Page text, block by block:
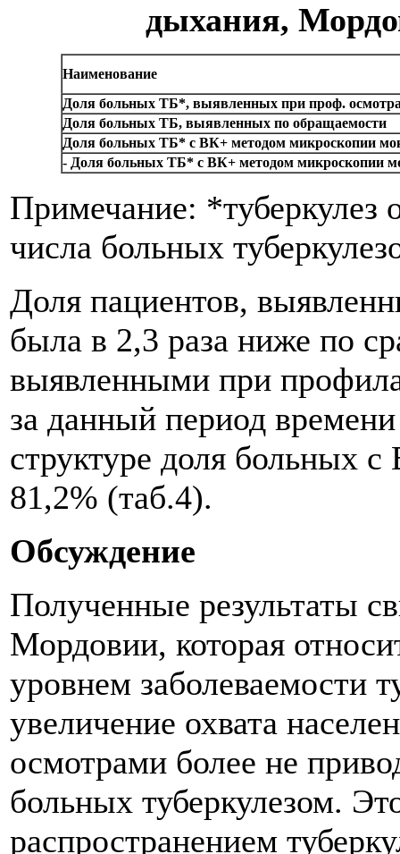
дыхания,
Наименование
Доля больных ТБ*, выявленных при проф.
Доля больных ТБ, выявленных по обращаемости
Доля больных ТБ* с ВК+ методом микроскопии
- Доля больных ТБ* с ВК+ методом микроскопии
Примечание:
числа больных
Доля пациентов,
была в 2,3 раза ниже по
выявленными при
за данный период
структуре доля больных
81,2% (таб.4).
Обсуждение
Полученные результаты
Мордовии, которая
уровнем заболеваемости
увеличение охвата
осмотрами более не
больных туберкулезом.
распространением